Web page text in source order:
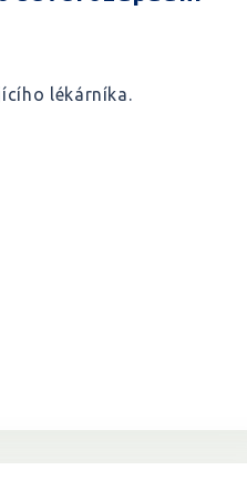
lékárníka.